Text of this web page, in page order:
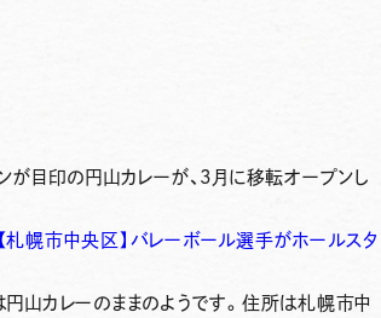
目印の円山カレーが、3月に移転オープンし
【札幌市中央区】バレーボール選手がホールスタ
山カレーのままのようです。住所は札幌市中